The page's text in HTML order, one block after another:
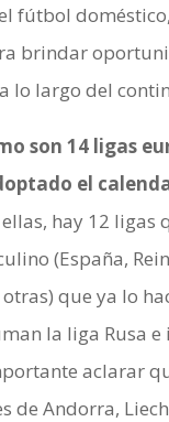
fútbol
brindar
lo largo del
son 14 ligas
el
ellas, hay 12 ligas
(España,
que ya lo
la liga Rusa
aclarar
de Andorra,